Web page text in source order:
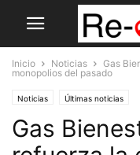
Inicio Noticias
Gas
monopolios del pasado
Noticias Últimas noticias
Gas